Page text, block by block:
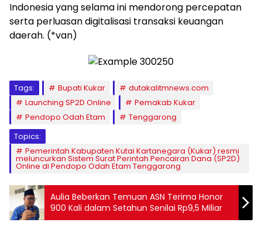
Indonesia yang selama ini mendorong percepatan
serta perluasan digitalisasi transaksi keuangan
daerah. (*van)
Tags: Bupati Kukar
dutakalitmnews.com
Launching SP2D Online
Pemakab Kukar
Pendopo Odah Etam
Tenggarong
Topics:
Pemerintah Kabupaten Kutai Kartanegara (Kukar) resmi
meluncurkan Sistem Surat Perintah Pencairan Dana (SP2D)
Online di Pendopo Odah Etam Tenggarong
Aulia Beberkan Temuan ASN Terima Honor
900 Kali dalam Setahun Senilai Rp9,5 Miliar